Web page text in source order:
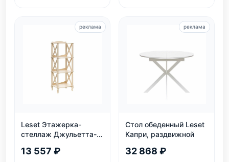
Leset Этажерка-
стеллаж Джульетта-3,
13 557 ₽
реклама
Стол обеденный Leset
Капри, раздвижной
32 868 ₽
реклама